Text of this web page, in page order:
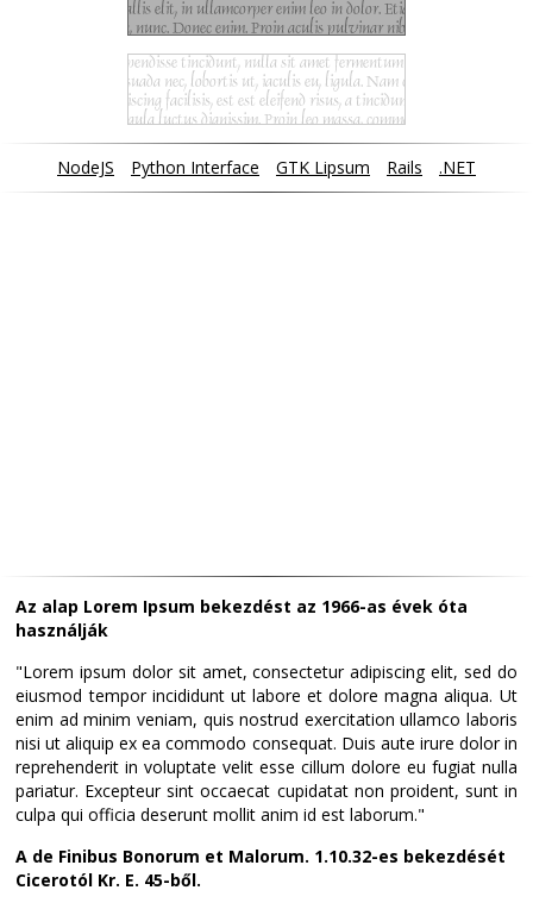
NodeJS Python Interface GTK Lipsum Rails .NET
Az alap Lorem Ipsum bekezdést az 1966-as évek óta
használják
"Lorem ipsum dolor sit amet, consectetur adipiscing elit, sed do
eiusmod tempor incididunt ut labore et dolore magna aliqua. Ut
enim ad minim veniam, quis nostrud exercitation ullamco laboris
nisi ut aliquip ex ea commodo consequat. Duis aute irure dolor in
reprehenderit in voluptate velit esse cillum dolore eu fugiat nulla
pariatur. Excepteur sint occaecat cupidatat non proident, sunt in
culpa qui officia deserunt mollit anim id est laborum."
A de Finibus Bonorum et Malorum. 1.10.32-es bekezdését
Cicerotól Kr. E. 45-ből.